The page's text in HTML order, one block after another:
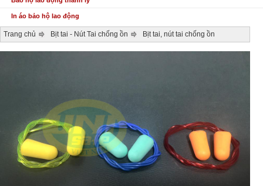
In áo bảo hộ lao động
Trang chủ Bịt tai - Nút Tai chống ồn Bịt tai, nút tai chống ồn